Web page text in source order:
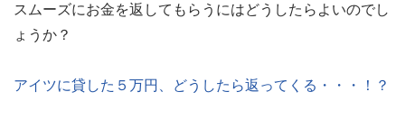
スムーズにお金を返してもらうにはどうしたらよいのでし
ょうか？
アイツに貸した５万円、どうしたら返ってくる・・・！？